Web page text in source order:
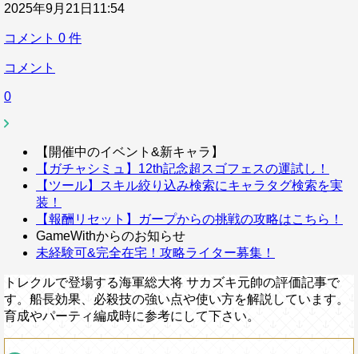
2025年9月21日11:54
コメント 0 件
コメント
0
【開催中のイベント&新キャラ】
【ガチャシミュ】12th記念超スゴフェスの運試し！
【ツール】スキル絞り込み検索にキャラタグ検索を実
装！
【報酬リセット】ガープからの挑戦の攻略はこちら！
GameWithからのお知らせ
未経験可&完全在宅！攻略ライター募集！
トレクルで登場する海軍総大将 サカズキ元帥の評価記事で
す。船長効果、必殺技の強い点や使い方を解説しています。
育成やパーティ編成時に参考にして下さい。